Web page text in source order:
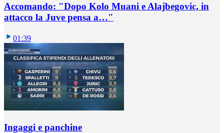
Accomando: "Dopo Kolo Muani e Alajbegovic, in
attacco la Juve pensa a…"
01:39
Ingaggi e panchine